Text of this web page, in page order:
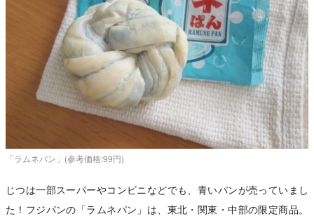
「ラムネパン」(参考価格:99円)
じつは一部スーパーやコンビニなどでも、青いパンが売っていまし
た！フジパンの「ラムネパン」は、東北・関東・中部の限定商品。